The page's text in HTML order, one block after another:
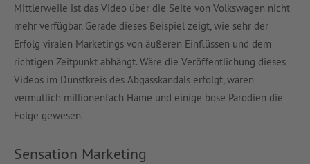
Mittlerweile ist das Video über die Seite von Volkswagen nicht
mehr verfügbar. Gerade dieses Beispiel zeigt, wie sehr der
Erfolg viralen Marketings von äußeren Einflüssen und dem
richtigen Zeitpunkt abhängt. Wäre die Veröffentlichung dieses
Videos im Dunstkreis des Abgasskandals erfolgt, wären
vermutlich millionenfach Häme und einige böse Parodien die
Folge gewesen.
Sensation Marketing